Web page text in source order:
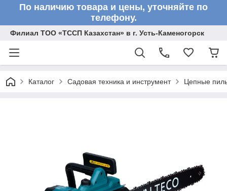
По наличию товара и цены, уточняйте по
телефону.
Филиал ТОО «ТССП Казахстан» в г. Усть-Каменогорск
Каталог Садовая техника и инструмент Цепные